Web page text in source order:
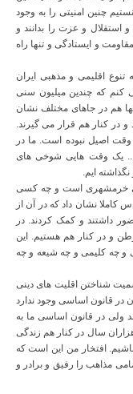
چنین امنیتی را به وجود
استقلال و عزت را بدانند و
و ایستادگی و تنها راه
تنوع اقلیمی و مذهبی ایران
که چندین میلیون سنی
هم در جاهای مختلف نشان
کنار هم قرار می گیرند.
اصیل نبوده است. ما در
... یک وقت هایی شوخی های
ایم.
خرمشهری است و چه کسی
کاملا نشان داد که در آن از
داشتند و کمک کردند. در
و در کنار هم هستیم. این
چه کلیمی و چه شیعه و چه
شناختن اقلیت های دینی
در قانون اساسی وجود ندارد
ولی در قانون اساسی ما به
سال در کنار هم زندگی
افتخار من این است که
مذاهب را رفیق و برادر و